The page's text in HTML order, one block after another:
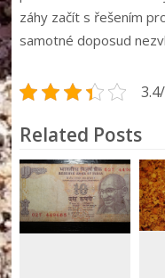
záhy začít s řešením
samotné doposud
Related Posts